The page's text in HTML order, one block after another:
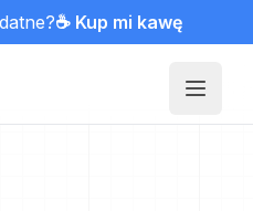
☕ Kup mi kawę